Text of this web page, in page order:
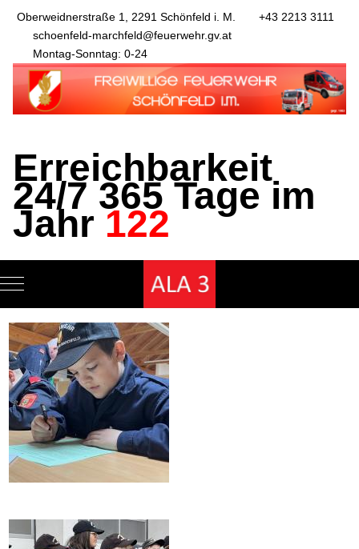
Oberweidnerstraße 1, 2291 Schönfeld i. M.
+43 2213 3111
schoenfeld-marchfeld@feuerwehr.gv.at
Montag-Sonntag: 0-24
Erreichbarkeit
24/7 365 Tage im
Jahr122
Mobile Menu Toggle